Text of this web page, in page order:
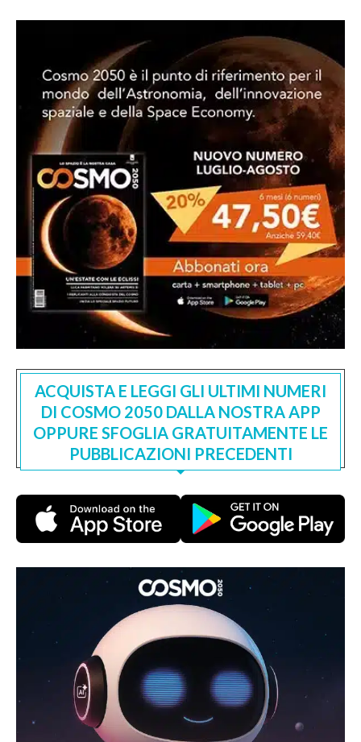
ACQUISTA E LEGGI GLI ULTIMI NUMERI
DI COSMO 2050 DALLA NOSTRA APP
OPPURE SFOGLIA GRATUITAMENTE LE
PUBBLICAZIONI PRECEDENTI